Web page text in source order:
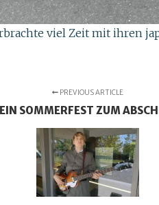
viel Zeit mit ihren
PREVIOUS ARTICLE
EIN SOMMERFEST ZUM